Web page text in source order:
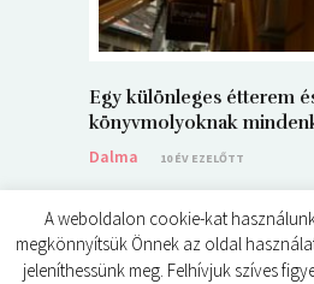
Egy különleges étterem
könyvmolyoknak
Dalma
10 ÉV EZELŐTT
A weboldalon cookie-kat
megkönnyítsük Önnek az oldal
jeleníthessünk meg. Felhívjuk szíves